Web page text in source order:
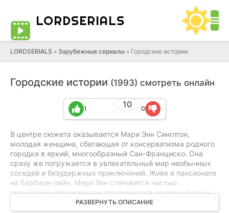
LORDSERIALS
LORDSERIALS » Зарубежные сериалы » Городские истории
Городские истории (1993) смотреть онлайн
10
1 0
В центре сюжета оказывается Мэри Энн Синглтон,
молодая женщина, сбегающая от консерватизма родного
городка в яркий, многообразный Сан-Франциско. Она
сразу же погружается в увлекательный мир необычных
соседей и безудержных приключений. Живя в пансионате
на Барбари-лейн, Мэри Энн становится частью
эксцентричной семьи под предводительством мудрой и
загадочной миссис Мадригал. Сериал мастерски
РАЗВЕРНУТЬ ОПИСАНИЕ